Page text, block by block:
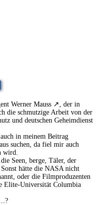
Werner Mauss
, der in
die schmutzige Arbeit von der
und deutschen Geheimdienst
in meinem Beitrag
suchen, da fiel mir auch
wird.
Seen, berge, Täler, der
hätte die NASA nicht
oder die Filmproduzenten
Elite-Universität Columbia